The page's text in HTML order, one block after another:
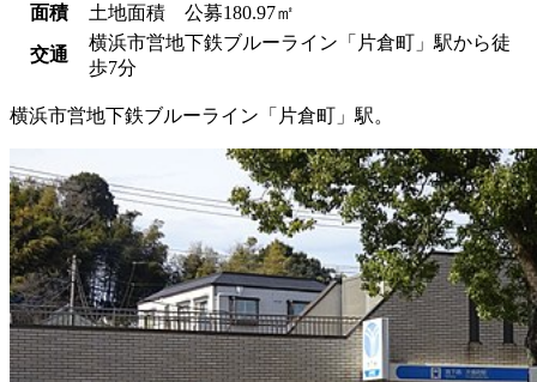
面積
土地面積 公募180.97㎡
交通
横浜市営地下鉄ブルーライン「片倉町」駅から徒
歩7分
横浜市営地下鉄ブルーライン「片倉町」駅。